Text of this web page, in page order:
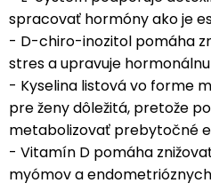
spracovať hormóny ako je
- D-chiro-inozitol pomáha
stres a upravuje
- Kyselina listová vo forme
pre ženy dôležitá, pretože
metabolizovať prebytočné
- Vitamín D pomáha
myómov a